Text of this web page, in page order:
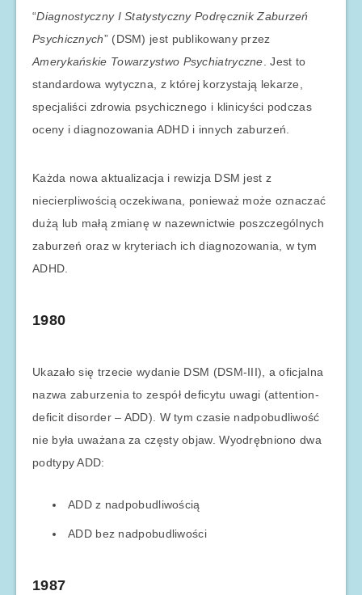
“Diagnostyczny I Statystyczny Podręcznik Zaburzeń
Psychicznych” (DSM) jest publikowany przez
Amerykańskie Towarzystwo Psychiatryczne . Jest to
standardowa wytyczna, z której korzystają lekarze,
specjaliści zdrowia psychicznego i klinicyści podczas
oceny i diagnozowania ADHD i innych zaburzeń.
Każda nowa aktualizacja i rewizja DSM jest z
niecierpliwością oczekiwana, ponieważ może oznaczać
dużą lub małą zmianę w nazewnictwie poszczególnych
zaburzeń oraz w kryteriach ich diagnozowania, w tym
ADHD.
1980
Ukazało się trzecie wydanie DSM (DSM-III), a oficjalna
nazwa zaburzenia to zespół deficytu uwagi (attention-
deficit disorder – ADD). W tym czasie nadpobudliwość
nie była uważana za częsty objaw. Wyodrębniono dwa
podtypy ADD:
ADD z nadpobudliwością
ADD bez nadpobudliwości
1987